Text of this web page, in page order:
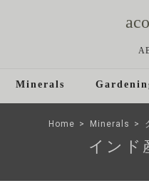
Minerals
Home Minerals
インド